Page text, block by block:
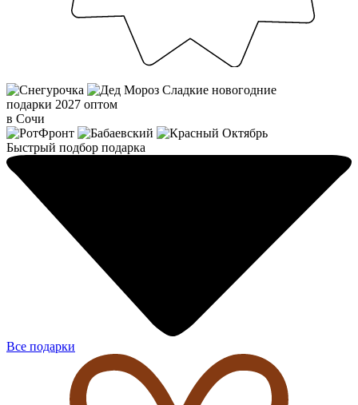
Сладкие новогодние
подарки 2027 оптом
в Сочи
Быстрый подбор подарка
Все подарки